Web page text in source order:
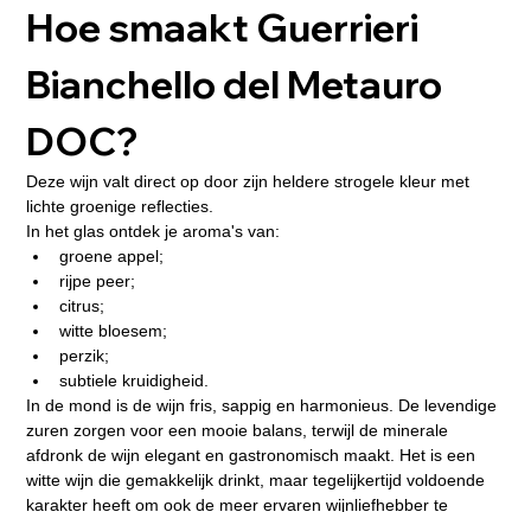
Hoe smaakt Guerrieri
Bianchello del Metauro
DOC?
Deze wijn valt direct op door zijn heldere strogele kleur met
lichte groenige reflecties.
In het glas ontdek je aroma's van:
groene appel;
rijpe peer;
citrus;
witte bloesem;
perzik;
subtiele kruidigheid.
In de mond is de wijn fris, sappig en harmonieus. De levendige
zuren zorgen voor een mooie balans, terwijl de minerale
afdronk de wijn elegant en gastronomisch maakt. Het is een
witte wijn die gemakkelijk drinkt, maar tegelijkertijd voldoende
karakter heeft om ook de meer ervaren wijnliefhebber te